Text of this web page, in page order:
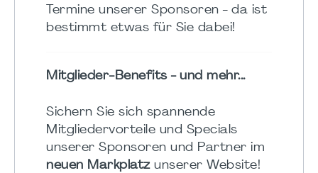
Termine unserer Sponsoren - da ist
bestimmt etwas für Sie dabei!
Mitglieder-Benefits - und mehr...
Sichern Sie sich spannende
Mitgliedervorteile und Specials
unserer Sponsoren und Partner im
neuen Markplatzunserer Website!